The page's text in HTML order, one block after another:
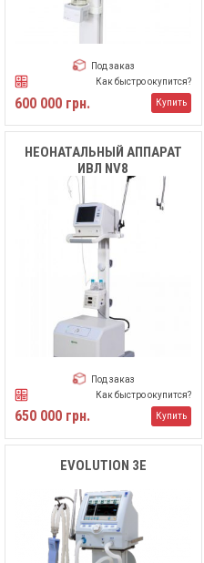
Под заказ
Как быстро окупится?
600 000 грн. Купить
НЕОНАТАЛЬНЫЙ АППАРАТ
ИВЛ NV8
Под заказ
Как быстро окупится?
650 000 грн. Купить
EVOLUTION 3E